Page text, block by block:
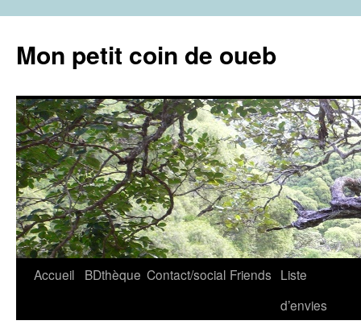
contenu
Mon petit coin de oueb
Accueil BDthèque Contact/social Friends Liste
d’envies